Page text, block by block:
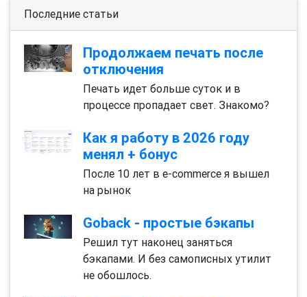
Последние статьи
Продолжаем печать после
отключения
Печать идет больше суток и в
процессе пропадает свет. Знакомо?
Как я работу в 2026 году
менял + бонус
После 10 лет в e-commerce я вышел
на рынок
Goback - простые бэкапы
Решил тут наконец заняться
бэкапами. И без самописных утилит
не обошлось.